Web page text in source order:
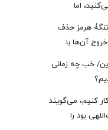
اما
هرمز حذف
آن‌ها با
خب چه زمانی
کار کنیم، می‌گویند
بود را